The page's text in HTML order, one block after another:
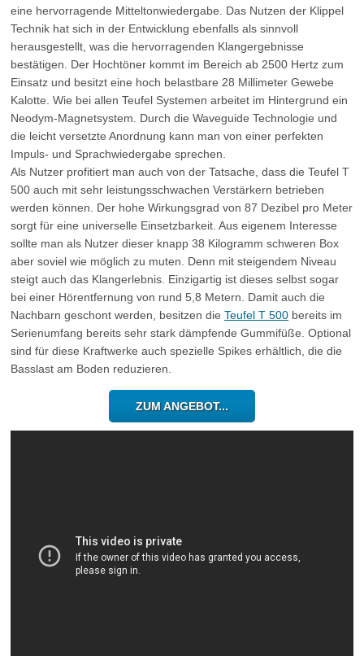
eine hervorragende Mitteltonwiedergabe. Das Nutzen der Klippel
Technik hat sich in der Entwicklung ebenfalls als sinnvoll
herausgestellt, was die hervorragenden Klangergebnisse
bestätigen. Der Hochtöner kommt im Bereich ab 2500 Hertz zum
Einsatz und besitzt eine hoch belastbare 28 Millimeter Gewebe
Kalotte. Wie bei allen Teufel Systemen arbeitet im Hintergrund ein
Neodym-Magnetsystem. Durch die Waveguide Technologie und
die leicht versetzte Anordnung kann man von einer perfekten
Impuls- und Sprachwiedergabe sprechen.
Als Nutzer profitiert man auch von der Tatsache, dass die Teufel T
500 auch mit sehr leistungsschwachen Verstärkern betrieben
werden können. Der hohe Wirkungsgrad von 87 Dezibel pro Meter
sorgt für eine universelle Einsetzbarkeit. Aus eigenem Interesse
sollte man als Nutzer dieser knapp 38 Kilogramm schweren Box
aber soviel wie möglich zu muten. Denn mit steigendem Niveau
steigt auch das Klangerlebnis. Einzigartig ist dieses selbst sogar
bei einer Hörentfernung von rund 5,8 Metern. Damit auch die
Nachbarn geschont werden, besitzen dieTeufel T 500 bereits im
Serienumfang bereits sehr stark dämpfende Gummifüße. Optional
sind für diese Kraftwerke auch spezielle Spikes erhältlich, die die
Basslast am Boden reduzieren.
ZUM ANGEBOT...